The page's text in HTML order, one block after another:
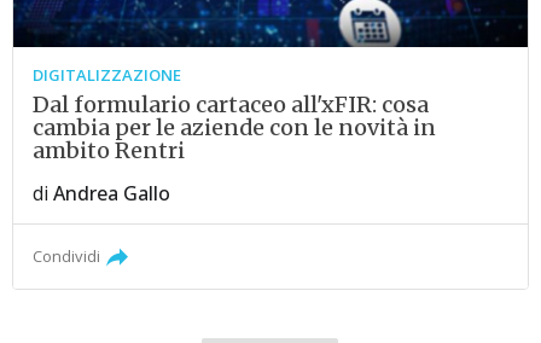
DIGITALIZZAZIONE
Dal formulario cartaceo all'xFIR: cosa
cambia per le aziende con le novità in
ambito Rentri
diAndrea Gallo
Condividi